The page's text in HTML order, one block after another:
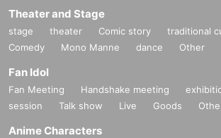
Theater and Stage
stage theater Comic story
traditional
Comedy
Mono Manne dance Other
Fan Idol
Fan Meeting Handshake meeting
session
Talk show Live Goods
Anime Characters